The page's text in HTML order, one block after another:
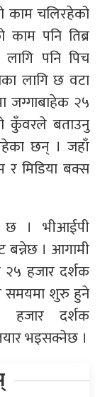
काम चलिरहेको
पनि तिब्र
पनि पिच
लागि छ वटा
जग्गाबाहेक २५
कुँवरले बताउनु
छन् । जहाँ
मिडिया बक्स
छ । भीआईपी
बन्नेछ । आगामी
२५ हजार दर्शक
समयमा शुरु हुने
दर्शक
भइसक्नेछ ।